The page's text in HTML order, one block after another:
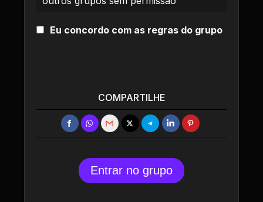
Eu concordo com as regras do grupo
COMPARTILHE
Entrar no grupo